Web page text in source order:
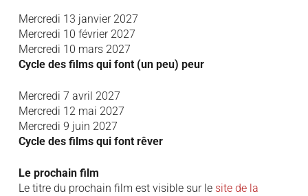
Mercredi 13 janvier 2027
Mercredi 10 février 2027
Mercredi 10 mars 2027
Cycle des films qui font (un peu) peur
Mercredi 7 avril 2027
Mercredi 12 mai 2027
Mercredi 9 juin 2027
Cycle des films qui font rêver
Le prochain film
Le titre du prochain film est visible sur le site de la